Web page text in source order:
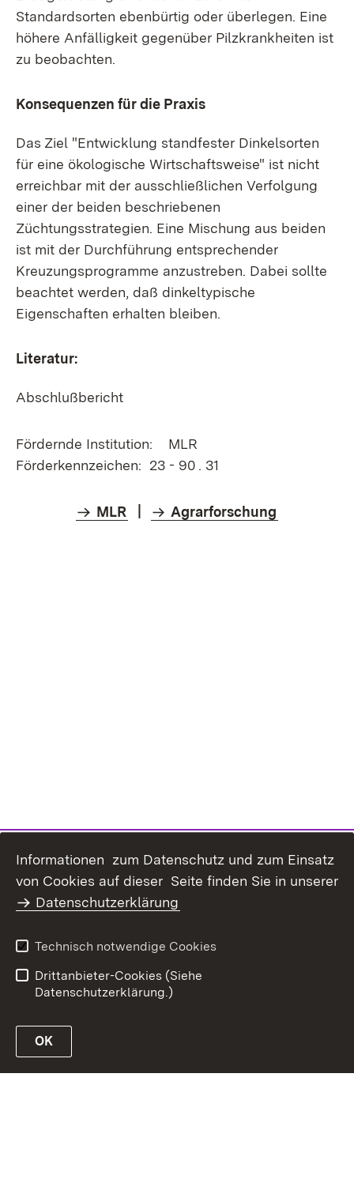
Standardsorten ebenbürtig oder überlegen. Eine
höhere Anfälligkeit gegenüber Pilzkrankheiten ist
zu beobachten.
Konsequenzen für die Praxis
Das Ziel "Entwicklung standfester Dinkelsorten
für eine ökologische Wirtschaftsweise" ist nicht
erreichbar mit der ausschließlichen Verfolgung
einer der beiden beschriebenen
Züchtungsstrategien. Eine Mischung aus beiden
ist mit der Durchführung entsprechender
Kreuzungsprogramme anzustreben. Dabei sollte
beachtet werden, daß dinkeltypische
Eigenschaften erhalten bleiben.
Literatur:
Abschlußbericht
Fördernde Institution: MLR
Förderkennzeichen: 23 - 90 . 31
MLR Agrarforschung
Inhaltsübersicht
Kontakt
Barrierefreiheit
Benutzungshinweise
Informationen zum Datenschutz und zum Einsatz
von Cookies auf dieser Seite finden Sie in unserer
Datenschutzerklärung
Technisch notwendige Cookies
Drittanbieter-Cookies (Siehe
Datenschutzerklärung.)
OK